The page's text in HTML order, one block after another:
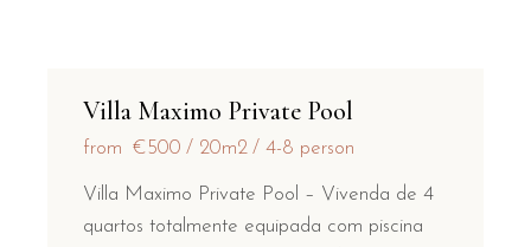
Villa Maximo Private Pool
from €500 20m2 4-8 person
Villa Maximo Private Pool – Vivenda de 4
quartos totalmente equipada com piscina